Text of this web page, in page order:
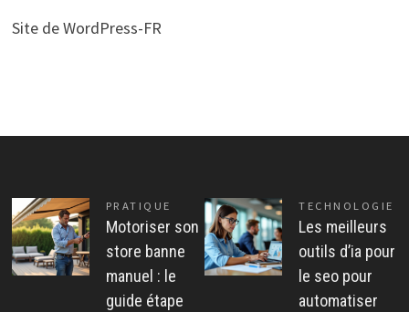
Site de WordPress-FR
PRATIQUE
Motoriser son
store banne
manuel : le
guide étape
TECHNOLOGIE
Les meilleurs
outils d’ia pour
le seo pour
automatiser